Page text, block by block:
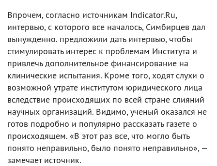
Впрочем, согласно источникам Indicator.Ru,
интервью, с которого все началось, Симбирцев дал
вынужденно. предложили дать интервью, чтобы
стимулировать интерес к проблемам Института и
привлечь дополнительное финансирование на
клинические испытания. Кроме того, ходят слухи о
возможной утрате институтом юридического лица
вследствие происходящих по всей стране слияний
научных организаций. Видимо, ученый оказался не
готов подробно и популярно рассказать газете о
происходящем. «В этот раз все, что могло быть
понято неправильно, было понято неправильно», —
замечает источник.